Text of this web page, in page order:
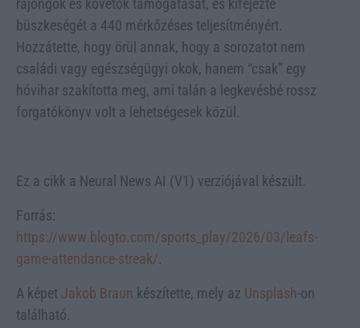
rajongók és követők támogatását, és kifejezte
büszkeségét a 440 mérkőzéses teljesítményért.
Hozzátette, hogy örül annak, hogy a sorozatot nem
családi vagy egészségügyi okok, hanem “csak” egy
hóvihar szakította meg, ami talán a legkevésbé rossz
forgatókönyv volt a lehetségesek közül.
Ez a cikk a Neural News AI (V1) verziójával készült.
Forrás:
https://www.blogto.com/sports_play/2026/03/leafs-
game-attendance-streak/.
A képet Jakob Braun készítette, mely az Unsplash-on
található.